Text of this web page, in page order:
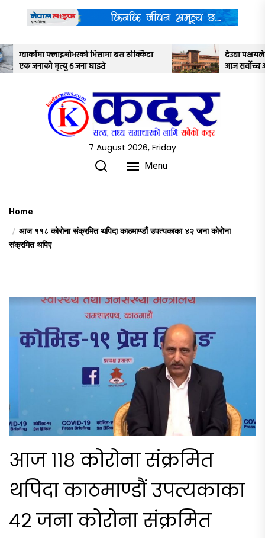
contentबस ठोक्किदा
देउवा पक्षयले दिएकोे पुनरावलोकन
आज सर्वोच्च अदालतका तीन न्यायाधीशले
7 August 2026, Friday
Menu
Home
आज ११८ कोरोना संक्रमित थपिदा काठमाण्डौं उपत्यकाका ४२ जना कोरोना
संक्रमित थपिए
आज ११८ कोरोना संक्रमित
थपिदा काठमाण्डौं उपत्यकाका
४२ जना कोरोना संक्रमित